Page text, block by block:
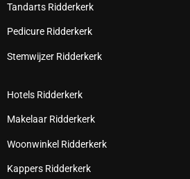
Tandarts Ridderkerk
Pedicure Ridderkerk
Stemwijzer Ridderkerk
Hotels Ridderkerk
Makelaar Ridderkerk
Woonwinkel Ridderkerk
Kappers Ridderkerk